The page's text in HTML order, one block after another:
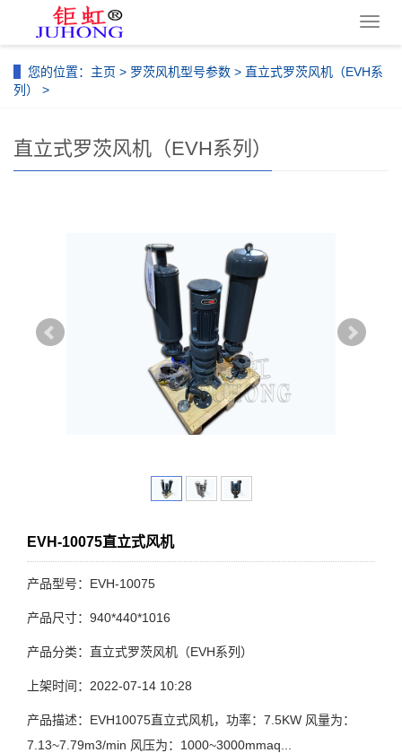
导
单
您的位置： 主页 > 罗茨风机型号参数 > 直立式罗茨风机（EVH系
列）
>
直立式罗茨风机（EVH系列）
EVH-10075直立式风机
产品型号：EVH-10075
产品尺寸：940*440*1016
产品分类：直立式罗茨风机（EVH系列）
上架时间：2022-07-14 10:28
产品描述：EVH10075直立式风机，功率：7.5KW 风量为：
7.13~7.79m3/min 风压为：1000~3000mmaq...